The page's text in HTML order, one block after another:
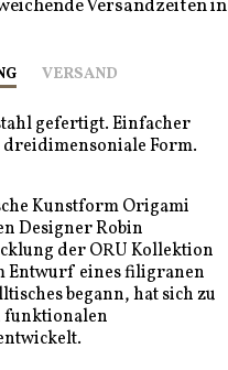
Versandzeiten in
VERSAND
gefertigt. Einfacher
Form.
Kunstform Origami
Designer Robin
der ORU Kollektion
Entwurf eines filigranen
begann, hat sich zu
funktionalen